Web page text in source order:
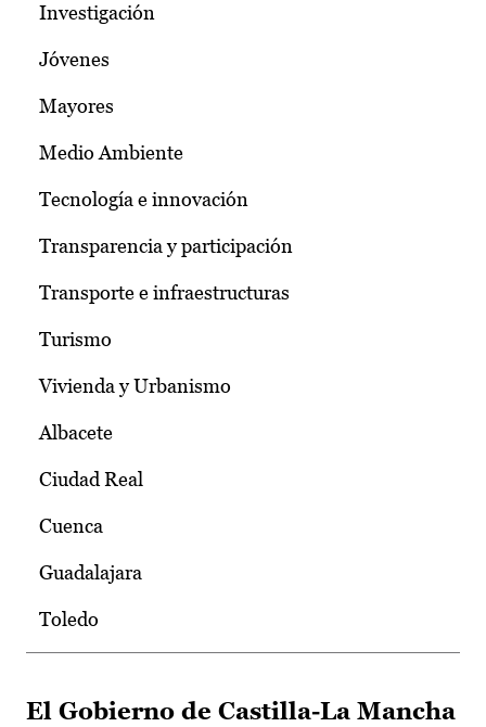
Investigación
Jóvenes
Mayores
Medio Ambiente
Tecnología e innovación
Transparencia y participación
Transporte e infraestructuras
Turismo
Vivienda y Urbanismo
Albacete
Ciudad Real
Cuenca
Guadalajara
Toledo
El Gobierno de Castilla-La Mancha